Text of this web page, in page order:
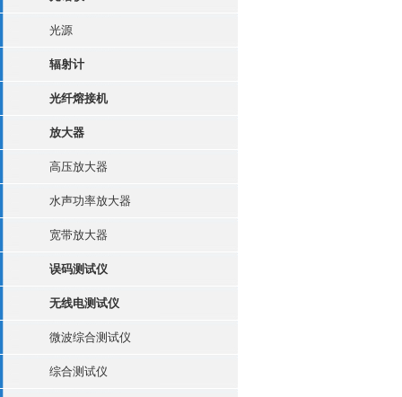
光源
辐射计
光纤熔接机
放大器
高压放大器
水声功率放大器
宽带放大器
误码测试仪
无线电测试仪
微波综合测试仪
综合测试仪